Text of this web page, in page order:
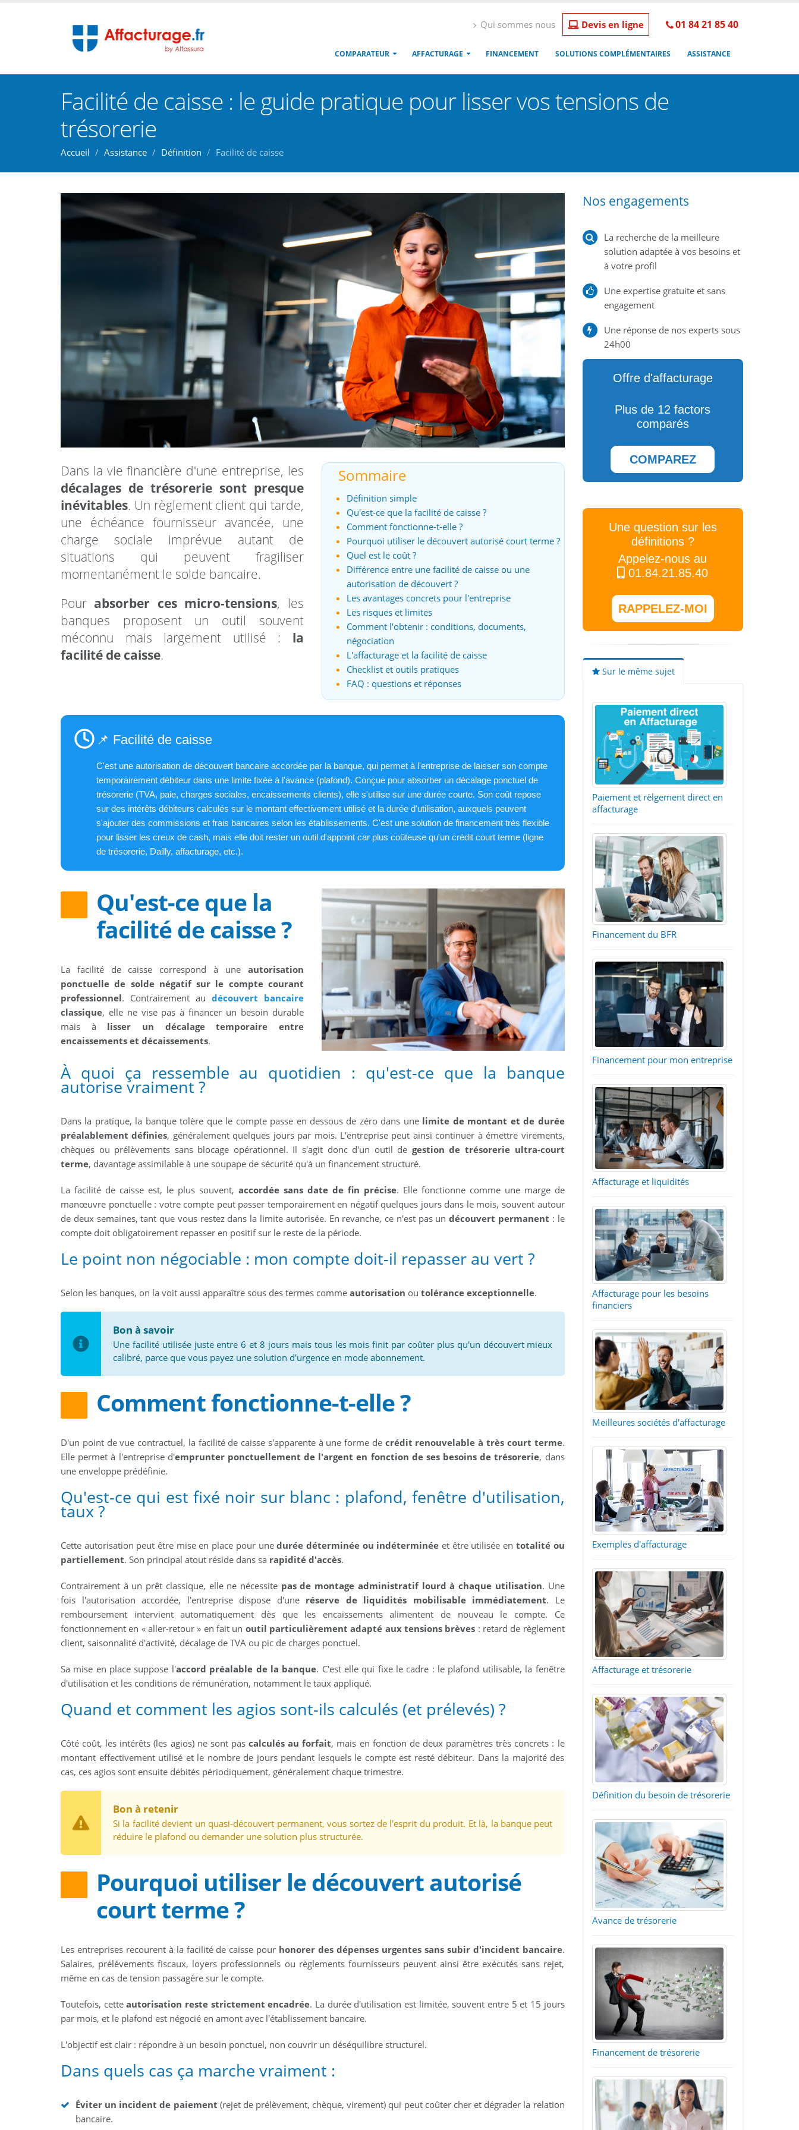
Qui sommes nous Devis en ligne 01 84 21 85 40
COMPARATEUR AFFACTURAGE FINANCEMENT SOLUTIONS COMPLÉMENTAIRES ASSISTANCE
Facilité de caisse : le guide pratique pour lisser vos tensions de
trésorerie
Accueil Assistance Définition Facilité de caisse
Dans la vie financière d'une entreprise, les
décalages de trésorerie sont presque
inévitables. Un règlement client qui tarde,
une échéance fournisseur avancée, une
charge sociale imprévue autant de
situations qui peuvent fragiliser
momentanément le solde bancaire.
Pour absorber ces micro-tensions, les
banques proposent un outil souvent
méconnu mais largement utilisé : la
facilité de caisse.
Sommaire
Définition simple
Qu'est-ce que la facilité de caisse ?
Comment fonctionne-t-elle ?
Pourquoi utiliser le découvert autorisé court terme ?
Quel est le coût ?
Différence entre une facilité de caisse ou une
autorisation de découvert ?
Les avantages concrets pour l'entreprise
Les risques et limites
Comment l'obtenir : conditions, documents,
négociation
L'affacturage et la facilité de caisse
Checklist et outils pratiques
FAQ : questions et réponses
📌 Facilité de caisse
C'est une autorisation de découvert bancaire accordée par la banque, qui permet à l'entreprise de laisser son compte
temporairement débiteur dans une limite fixée à l'avance (plafond). Conçue pour absorber un décalage ponctuel de
trésorerie (TVA, paie, charges sociales, encaissements clients), elle s'utilise sur une durée courte. Son coût repose
sur des intérêts débiteurs calculés sur le montant effectivement utilisé et la durée d'utilisation, auxquels peuvent
s'ajouter des commissions et frais bancaires selon les établissements. C'est une solution de financement très flexible
pour lisser les creux de cash, mais elle doit rester un outil d'appoint car plus coûteuse qu'un crédit court terme (ligne
de trésorerie, Dailly, affacturage, etc.).
Qu'est-ce que la
facilité de caisse ?
La facilité de caisse correspond à une autorisation
ponctuelle de solde négatif sur le compte courant
professionnel. Contrairement au découvert bancaire
classique, elle ne vise pas à financer un besoin durable
mais à lisser un décalage temporaire entre
encaissements et décaissements.
À quoi ça ressemble au quotidien : qu'est-ce que la banque
autorise vraiment ?
Dans la pratique, la banque tolère que le compte passe en dessous de zéro dans une limite de montant et de durée
préalablement définies, généralement quelques jours par mois. L'entreprise peut ainsi continuer à émettre virements,
chèques ou prélèvements sans blocage opérationnel. Il s'agit donc d'un outil de gestion de trésorerie ultra-court
terme, davantage assimilable à une soupape de sécurité qu'à un financement structuré.
La facilité de caisse est, le plus souvent, accordée sans date de fin précise. Elle fonctionne comme une marge de
manœuvre ponctuelle : votre compte peut passer temporairement en négatif quelques jours dans le mois, souvent autour
de deux semaines, tant que vous restez dans la limite autorisée. En revanche, ce n'est pas undécouvert permanent : le
compte doit obligatoirement repasser en positif sur le reste de la période.
Le point non négociable : mon compte doit-il repasser au vert ?
Selon les banques, on la voit aussi apparaître sous des termes comme autorisation ou tolérance exceptionnelle.
Bon à savoir
Une facilité utilisée juste entre 6 et 8 jours mais tous les mois finit par coûter plus qu'un découvert mieux
calibré, parce que vous payez une solution d'urgence en mode abonnement.
Comment fonctionne-t-elle ?
D'un point de vue contractuel, la facilité de caisse s'apparente à une forme de crédit renouvelable à très court terme.
Elle permet à l'entreprise d'emprunter ponctuellement de l'argent en fonction de ses besoins de trésorerie, dans
une enveloppe prédéfinie.
Qu'est-ce qui est fixé noir sur blanc : plafond, fenêtre d'utilisation,
taux ?
Cette autorisation peut être mise en place pour unedurée déterminée ou indéterminée et être utilisée en totalité ou
partiellement. Son principal atout réside dans sa rapidité d'accès.
Contrairement à un prêt classique, elle ne nécessite pas de montage administratif lourd à chaque utilisation. Une
fois l'autorisation accordée, l'entreprise dispose d'une réserve de liquidités mobilisable immédiatement. Le
remboursement intervient automatiquement dès que les encaissements alimentent de nouveau le compte. Ce
fonctionnement en « aller-retour » en fait un outil particulièrement adapté aux tensions brèves : retard de règlement
client, saisonnalité d'activité, décalage de TVA ou pic de charges ponctuel.
Sa mise en place suppose l'accord préalable de la banque. C'est elle qui fixe le cadre : le plafond utilisable, la fenêtre
d'utilisation et les conditions de rémunération, notamment le taux appliqué.
Quand et comment les agios sont-ils calculés (et prélevés) ?
Côté coût, les intérêts (les agios) ne sont pascalculés au forfait, mais en fonction de deux paramètres très concrets : le
montant effectivement utilisé et le nombre de jours pendant lesquels le compte est resté débiteur. Dans la majorité des
cas, ces agios sont ensuite débités périodiquement, généralement chaque trimestre.
Bon à retenir
Si la facilité devient un quasi-découvert permanent, vous sortez de l'esprit du produit. Et là, la banque peut
réduire le plafond ou demander une solution plus structurée.
Pourquoi utiliser le découvert autorisé
court terme ?
Les entreprises recourent à la facilité de caisse pour honorer des dépenses urgentes sans subir d'incident bancaire.
Salaires, prélèvements fiscaux, loyers professionnels ou règlements fournisseurs peuvent ainsi être exécutés sans rejet,
même en cas de tension passagère sur le compte.
Toutefois, cetteautorisation reste strictement encadrée. La durée d'utilisation est limitée, souvent entre 5 et 15 jours
par mois, et le plafond est négocié en amont avec l'établissement bancaire.
L'objectif est clair : répondre à un besoin ponctuel, non couvrir un déséquilibre structurel.
Dans quels cas ça marche vraiment :
Éviter un incident de paiement (rejet de prélèvement, chèque, virement) qui peut coûter cher et dégrader la relation
bancaire.
Nos engagements
La recherche de la meilleure
solution adaptée à vos besoins et
à votre profil
Une expertise gratuite et sans
engagement
Une réponse de nos experts sous
24h00
Offre d'affacturage
Plus de 12 factors
comparés
COMPAREZ
Une question sur les
définitions ?
Appelez-nous au
01.84.21.85.40
RAPPELEZ-MOI
Sur le même sujet
Paiement et rèlgement direct en
affacturage
Financement du BFR
Financement pour mon entreprise
Affacturage et liquidités
Affacturage pour les besoins
financiers
Meilleures sociétés d'affacturage
Exemples d'affacturage
Affacturage et trésorerie
Définition du besoin de trésorerie
Avance de trésorerie
Financement de trésorerie